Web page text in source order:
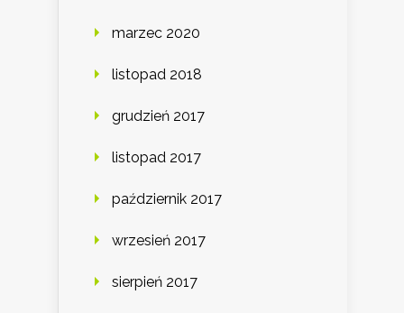
marzec 2020
listopad 2018
grudzień 2017
listopad 2017
październik 2017
wrzesień 2017
sierpień 2017